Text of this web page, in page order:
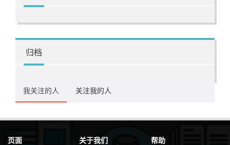
归档
我关注的人 关注我的人
页面 关于我们 帮助